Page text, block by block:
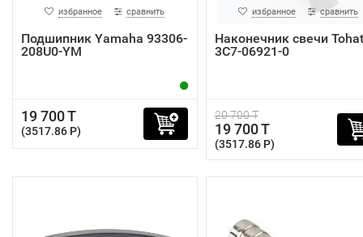
избранное сравнить
Подшипник Yamaha 93306-
208U0-YM
19 700 T
(3517.86 P)
избранное сравнить
Наконечник свечи
3C7-06921-0
20 700 T
19 700 T
(3517.86 P)